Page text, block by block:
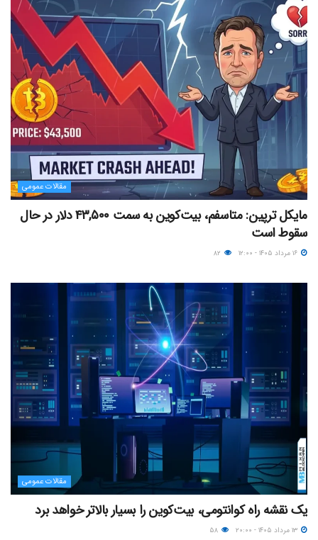
مقالات عمومی
مایکل ترپین: متاسفم، بیت‌کوین به سمت ۴۳,۵۰۰ دلار در حال
سقوط است
مقالات عمومی
یک نقشه راه کوانتومی، بیت‌کوین را بسیار بالاتر خواهد برد